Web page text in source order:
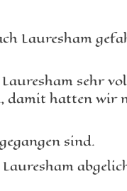
Lauresham
sehr
damit hatten wir
sind.